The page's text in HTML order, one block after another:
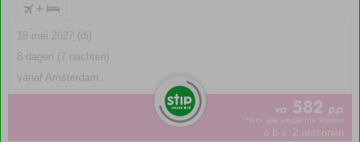
+
18 mei 2027 (di)
8 dagen (7 nachten)
vanaf Amsterdam
va 582 p.p.
*incl. alle verplichte kosten
o.b.v. 2 personen